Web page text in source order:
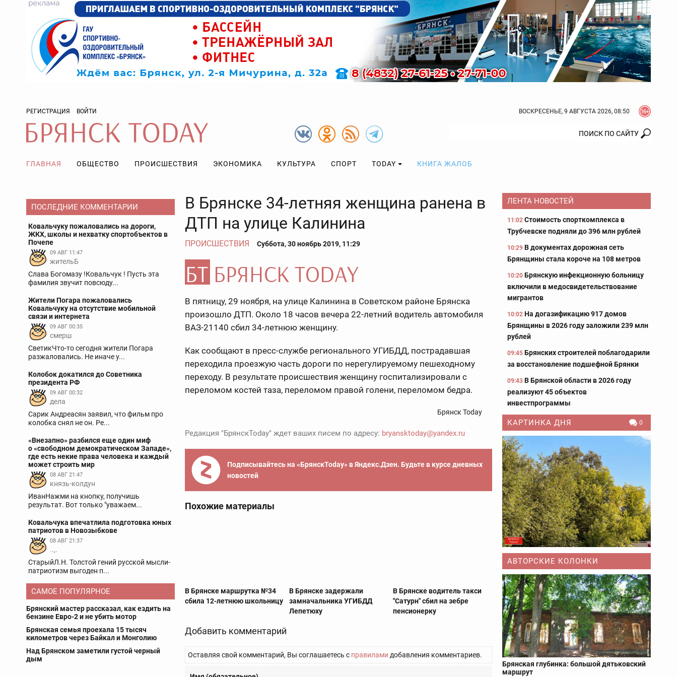
РЕГИСТРАЦИЯ ВОЙТИ ВОСКРЕСЕНЬЕ, 9 АВГУСТА 2026, 08:50
ГЛАВНАЯ ОБЩЕСТВО ПРОИСШЕСТВИЯ ЭКОНОМИКА КУЛЬТУРА СПОРТ TODAY КНИГА ЖАЛОБ
ПОСЛЕДНИЕ КОММЕНТАРИИ
Ковальчуку пожаловались на дороги,
ЖКХ, школы и нехватку спортобъектов в
Почепе
09 АВГ 11:47
жительБ
Слава Богомазу !Ковальчук ! Пусть эта
фамилия звучит повсюду...
Жители Погара пожаловались
Ковальчуку на отсутствие мобильной
связи и интернета
09 АВГ 00:35
смерш
СветикЧто-то сегодня жители Погара
разжаловались. Не иначе у...
Колобок докатился до Советника
президента РФ
09 АВГ 00:32
дела
Сарик Андреасян заявил, что фильм про
колобка снял не он. Ре...
«Внезапно» разбился еще один миф
о «свободном демократическом Западе»,
где есть некие права человека и каждый
может строить мир
08 АВГ 21:47
князь-колдун
ИванНажми на кнопку, получишь
результат. Вот только "уважаем...
Ковальчука впечатлила подготовка юных
патриотов в Новозыбкове
08 АВГ 21:37
..,.
СтарыйЛ.Н. Толстой гений русской мысли-
патриотизм выгоден п...
САМОЕ ПОПУЛЯРНОЕ
Брянский мастер рассказал, как ездить на
бензине Евро-2 и не убить мотор
Брянская семья проехала 15 тысяч
километров через Байкал и Монголию
Над Брянском заметили густой черный
дым
В Брянске 34-летняя женщина ранена в
ДТП на улице Калинина
ПРОИСШЕСТВИЯ Суббота, 30 ноябрь 2019, 11:29
В пятницу, 29 ноября, на улице Калинина в Советском районе Брянска
произошло ДТП. Около 18 часов вечера 22-летний водитель автомобиля
ВАЗ-21140 сбил 34-летнюю женщину.
Как сообщают в пресс-службе регионального УГИБДД, пострадавшая
переходила проезжую часть дороги по нерегулируемому пешеходному
переходу. В результате происшествия женщину госпитализировали с
переломом костей таза, переломом правой голени, переломом бедра.
Брянск Today
Редакция "БрянскToday" ждет ваших писем по адресу: bryansktoday@yandex.ru
Подписывайтесь на «БрянскToday» в Яндекс.Дзен. Будьте в курсе дневных
новостей
Похожие материалы
В Брянске маршрутка №34
сбила 12-летнюю школьницу
В Брянске задержали
замначальника УГИБДД
Лепетюху
В Брянске водитель такси
"Сатурн" сбил на зебре
пенсионерку
Добавить комментарий
Оставляя свой комментарий, Вы соглашаетесь с правилами добавления комментариев.
ЛЕНТА НОВОСТЕЙ
11:02 Стоимость спорткомплекса в
Трубчевске подняли до 396 млн рублей
10:29 В документах дорожная сеть
Брянщины стала короче на 108 метров
10:20 Брянскую инфекционную больницу
включили в медосвидетельствование
мигрантов
10:02 На догазификацию 917 домов
Брянщины в 2026 году заложили 239 млн
рублей
09:45 Брянских строителей поблагодарили
за восстановление подшефной Брянки
09:43 В Брянской области в 2026 году
реализуют 45 объектов
инвестпрограммы
КАРТИНКА ДНЯ 0
АВТОРСКИЕ КОЛОНКИ
Брянская глубинка: большой дятьковский
маршрут